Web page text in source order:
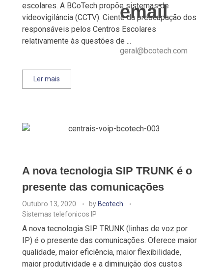
email
geral@bcotech.com
escolares. A BCoTech propõe sistemas de
videovigilância (CCTV). Ciente da preocupação dos
responsáveis pelos Centros Escolares
relativamente às questões de ...
Ler mais
A nova tecnologia SIP TRUNK é o
presente das comunicações
Outubro 13, 2020 by Bcotech
Sistemas telefonicos IP
A nova tecnologia SIP TRUNK (linhas de voz por
IP) é o presente das comunicações. Oferece maior
qualidade, maior eficiência, maior flexibilidade,
maior produtividade e a diminuição dos custos